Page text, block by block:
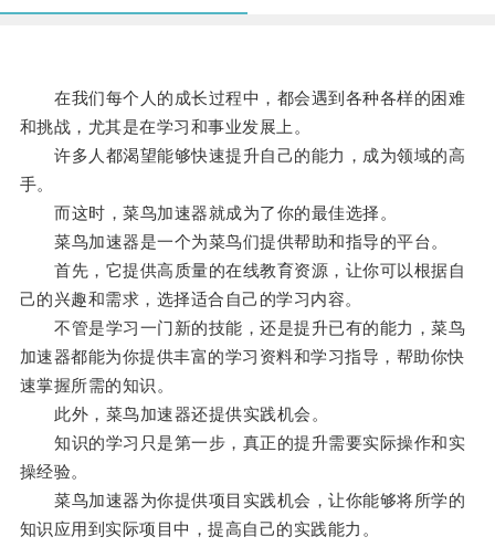
在我们每个人的成长过程中，都会遇到各种各样的困难
和挑战，尤其是在学习和事业发展上。
许多人都渴望能够快速提升自己的能力，成为领域的高
手。
而这时，菜鸟加速器就成为了你的最佳选择。
菜鸟加速器是一个为菜鸟们提供帮助和指导的平台。
首先，它提供高质量的在线教育资源，让你可以根据自
己的兴趣和需求，选择适合自己的学习内容。
不管是学习一门新的技能，还是提升已有的能力，菜鸟
加速器都能为你提供丰富的学习资料和学习指导，帮助你快
速掌握所需的知识。
此外，菜鸟加速器还提供实践机会。
知识的学习只是第一步，真正的提升需要实际操作和实
操经验。
菜鸟加速器为你提供项目实践机会，让你能够将所学的
知识应用到实际项目中，提高自己的实践能力。